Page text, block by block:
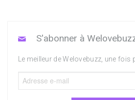
S'abonner à
Le meilleur de Welovebuzz, une fois